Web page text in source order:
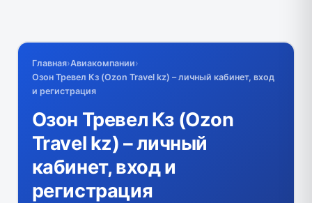
Главная›Авиакомпании›
Озон Тревел Кз (Ozon Travel kz) – личный кабинет, вход
и регистрация
Озон Тревел Кз (Ozon
Travel kz) – личный
кабинет, вход и
регистрация